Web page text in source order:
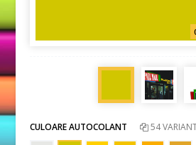
CULOARE AUTOCOLANT 54